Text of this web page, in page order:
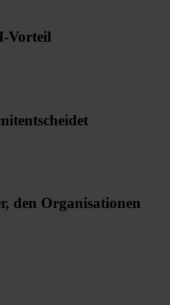
Vorteil
den Organisationen